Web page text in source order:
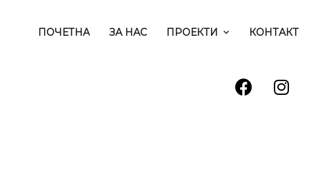
ПОЧЕТНА ЗА НАС ПРОЕКТИ КОНТАКТ